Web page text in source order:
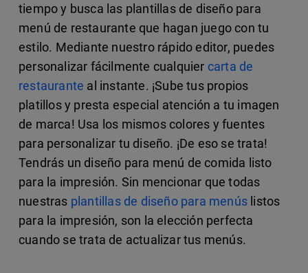
tiempo y busca las plantillas de diseño para
menú de restaurante que hagan juego con tu
estilo. Mediante nuestro rápido editor, puedes
personalizar fácilmente cualquier carta de
restaurante al instante. ¡Sube tus propios
platillos y presta especial atención a tu imagen
de marca! Usa los mismos colores y fuentes
para personalizar tu diseño. ¡De eso se trata!
Tendrás un diseño para menú de comida listo
para la impresión. Sin mencionar que todas
nuestras plantillas de diseño para menús listos
para la impresión, son la elección perfecta
cuando se trata de actualizar tus menús.